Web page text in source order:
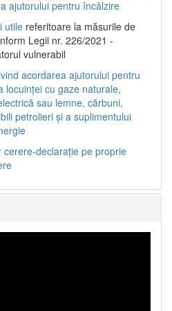
ajutorului pentru încălzire
utile referitoare la măsurile de
Legii nr. 226/2021 -
vulnerabil
acordarea ajutorului pentru
locuinței cu gaze naturale,
sau lemne, cărbuni,
petrolieri și a suplimentului
cerere-declarație pe proprie